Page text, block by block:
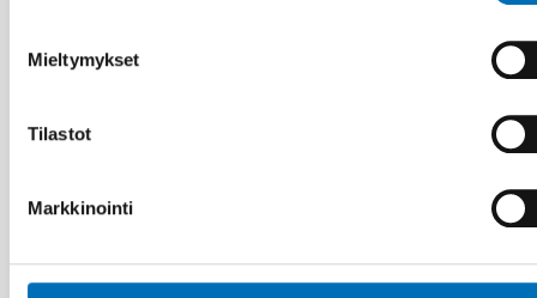
Mieltymykset
Tilastot
Markkinointi